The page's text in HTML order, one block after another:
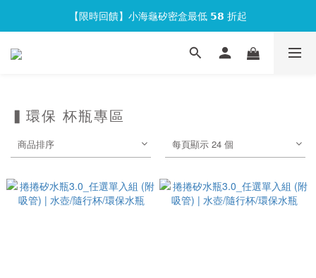
官網會員首次下單現折 $𝟏𝟎𝟎 元❕
【限時回饋】小海龜矽密盒最低 𝟱𝟴 折起
官網會員首次下單現折 $𝟏𝟎𝟎 元❕
▍環保 杯瓶專區
商品排序 每頁顯示 24 個